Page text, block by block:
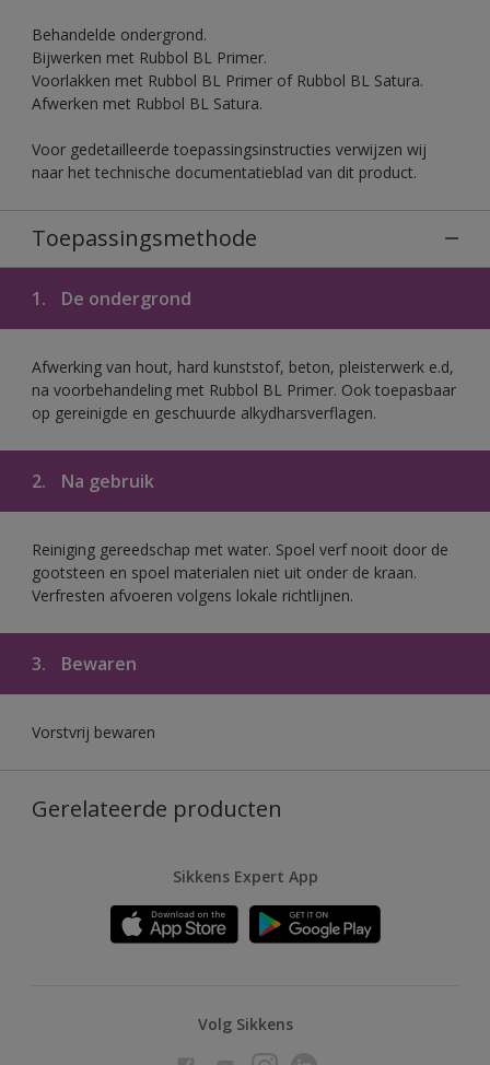
Behandelde ondergrond.
Bijwerken met Rubbol BL Primer.
Voorlakken met Rubbol BL Primer of Rubbol BL Satura.
Afwerken met Rubbol BL Satura.
Voor gedetailleerde toepassingsinstructies verwijzen wij
naar het technische documentatieblad van dit product.
Toepassingsmethode
1. De ondergrond
Afwerking van hout, hard kunststof, beton, pleisterwerk e.d,
na voorbehandeling met Rubbol BL Primer. Ook toepasbaar
op gereinigde en geschuurde alkydharsverflagen.
2. Na gebruik
Reiniging gereedschap met water. Spoel verf nooit door de
gootsteen en spoel materialen niet uit onder de kraan.
Verfresten afvoeren volgens lokale richtlijnen.
3. Bewaren
Vorstvrij bewaren
Gerelateerde producten
Sikkens Expert App
Volg Sikkens